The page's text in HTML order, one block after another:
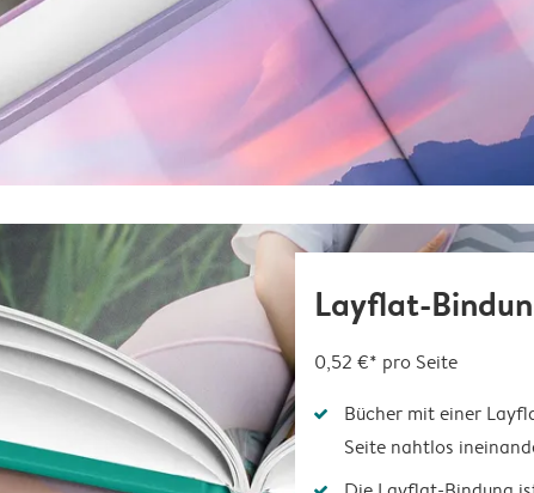
Layflat-
0,52 €* pro Seite
Bücher mit einer
Seite nahtlos